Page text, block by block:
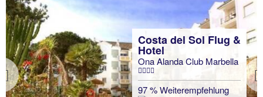
Previous
Costa del Sol Flug &
Hotel
Ona Alanda Club Marbella
97 % Weiterempfehlung